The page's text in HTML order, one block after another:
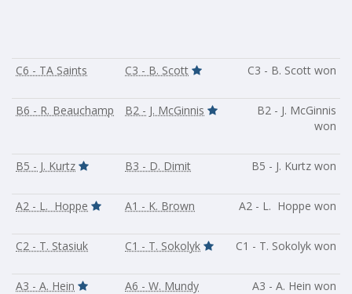
C6 - TA Saints C3 - B. Scott C3 - B. Scott won
B6 - R. Beauchamp B2 - J. McGinnis
B2 - J. McGinnis
won
B5 - J. Kurtz B3 - D. Dimit B5 - J. Kurtz won
A2 - L. Hoppe A1 - K. Brown A2 - L. Hoppe won
C2 - T. Stasiuk C1 - T. Sokolyk C1 - T. Sokolyk won
A3 - A. Hein A6 - W. Mundy A3 - A. Hein won